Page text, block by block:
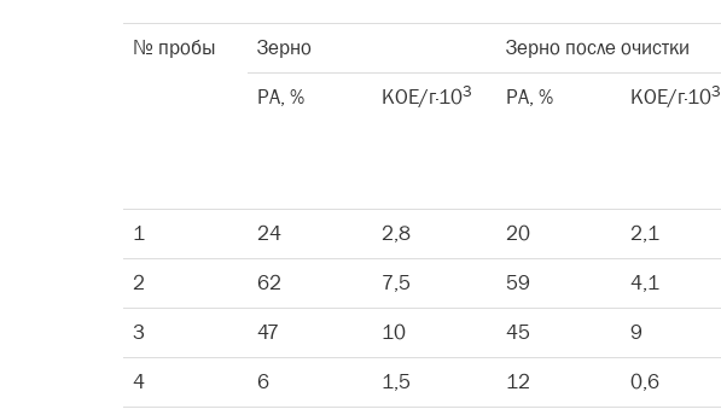
№ пробы Зерно Зерно после очистки
РА, %
КОЕ/г·103 РА, % КОЕ/г·103
1 24 2,8 20 2,1
2
62 7,5 59 4,1
3
47 10 45 9
4
6 1,5 12 0,6